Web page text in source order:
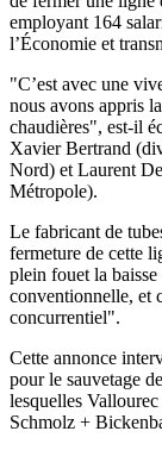
employant 164
l’Économie et
"C’est avec une
nous avons appris
chaudières", est-il
Xavier Bertrand
Nord) et Laurent
Métropole).
Le fabricant de
fermeture de cette
plein fouet la
conventionnelle, et
concurrentiel".
Cette annonce
pour le sauvetage
lesquelles
Schmolz +